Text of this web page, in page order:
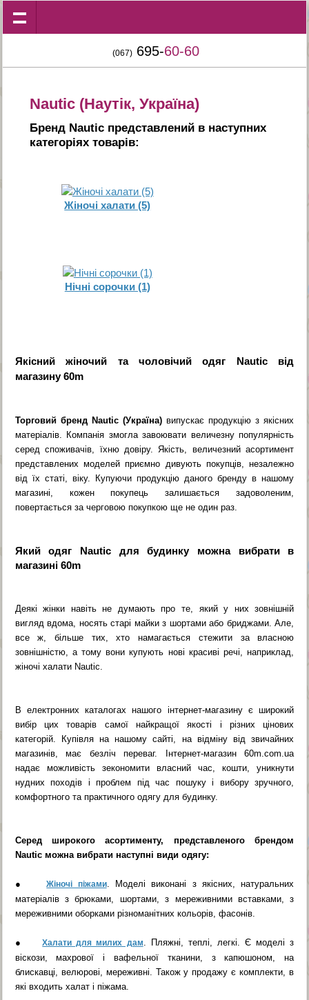
(067) 695-60-60
Nautic (Наутік, Україна)
Бренд Nautic представлений в наступних
категорiях товарiв:
Жіночі халати (5)
Нічні сорочки (1)
Якісний жіночий та чоловічий одяг Nautic від
магазину 60m
Торговий бренд Nautic (Україна)випускає продукцію з якісних
матеріалів. Компанія змогла завоювати величезну популярність
серед споживачів, їхню довіру. Якість, величезний асортимент
представлених моделей приємно дивують покупців, незалежно
від їх статі, віку. Купуючи продукцію даного бренду в нашому
магазині, кожен покупець залишається задоволеним,
повертається за черговою покупкою ще не один раз.
Який одяг Nautic для будинку можна вибрати в
магазині 60m
Деякі жінки навіть не думають про те, який у них зовнішній
вигляд вдома, носять старі майки з шортами або бриджами. Але,
все ж, більше тих, хто намагається стежити за власною
зовнішністю, а тому вони купують нові красиві речі, наприклад,
жіночі халати Nautic.
В електронних каталогах нашого інтернет-магазину є широкий
вибір цих товарів самої найкращої якості і різних цінових
категорій. Купівля на нашому сайті, на відміну від звичайних
магазинів, має безліч переваг. Інтернет-магазин 60m.com.ua
надає можливість зекономити власний час, кошти, уникнути
нудних походів і проблем під час пошуку і вибору зручного,
комфортного та практичного одягу для будинку.
Серед широкого асортименту, представленого брендом
Nautic можна вибрати наступні види одягу:
●Жіночі піжами. Моделі виконані з якісних, натуральних
матеріалів з брюками, шортами, з мереживними вставками, з
мереживними оборками різноманітних кольорів, фасонів.
●Халати для милих дам. Пляжні, теплі, легкі. Є моделі з
віскози, махрової і вафельної тканини, з капюшоном, на
блискавці, велюрові, мереживні. Також у продажу є комплекти, в
які входить халат і піжама.